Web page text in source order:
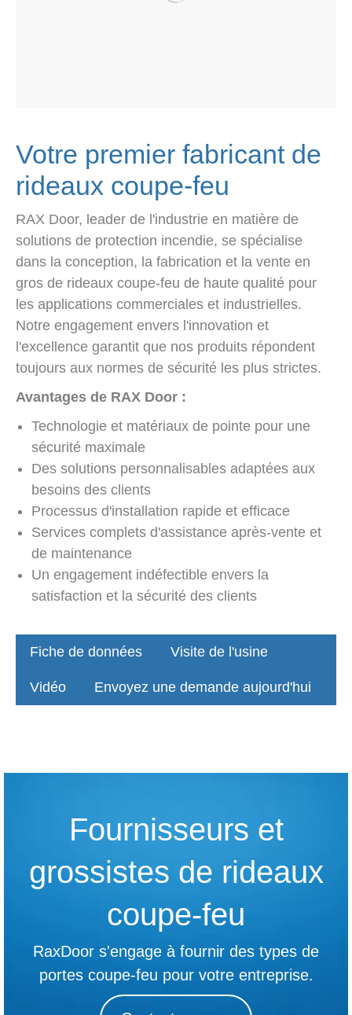
Votre premier fabricant de
rideaux coupe-feu
RAX Door, leader de l'industrie en matière de
solutions de protection incendie, se spécialise
dans la conception, la fabrication et la vente en
gros de rideaux coupe-feu de haute qualité pour
les applications commerciales et industrielles.
Notre engagement envers l'innovation et
l'excellence garantit que nos produits répondent
toujours aux normes de sécurité les plus strictes.
Avantages de RAX Door :
Technologie et matériaux de pointe pour une
sécurité maximale
Des solutions personnalisables adaptées aux
besoins des clients
Processus d'installation rapide et efficace
Services complets d'assistance après-vente et
de maintenance
Un engagement indéfectible envers la
satisfaction et la sécurité des clients
Fiche de données Visite de l'usine
Vidéo Envoyez une demande aujourd'hui
Fournisseurs et
grossistes de rideaux
coupe-feu
RaxDoor s'engage à fournir des types de
portes coupe-feu pour votre entreprise.